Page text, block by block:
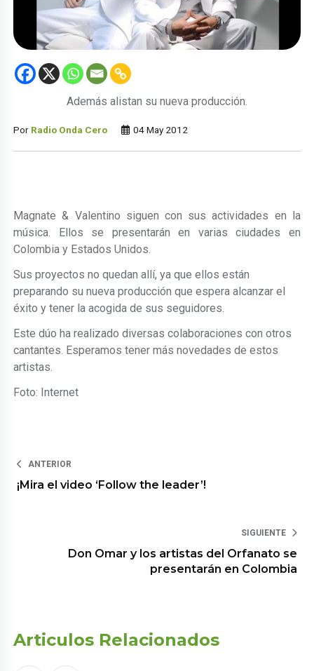
Además alistan su nueva producción.
Por Radio Onda Cero 04 May 2012
Magnate & Valentino siguen con sus actividades en la
música. Ellos se presentarán en varias ciudades en
Colombia y Estados Unidos.
Sus proyectos no quedan allí, ya que ellos están
preparando su nueva producción que espera alcanzar el
éxito y tener la acogida de sus seguidores.
Este dúo ha realizado diversas colaboraciones con otros
cantantes. Esperamos tener más novedades de estos
artistas.
Foto: Internet
ANTERIOR
¡Mira el video ‘Follow the leader’!
SIGUIENTE
Don Omar y los artistas del Orfanato se
presentarán en Colombia
Articulos Relacionados